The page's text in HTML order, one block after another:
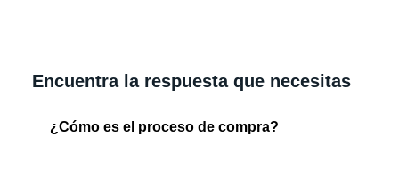
Encuentra la respuesta que necesitas
¿Cómo es el proceso de compra?